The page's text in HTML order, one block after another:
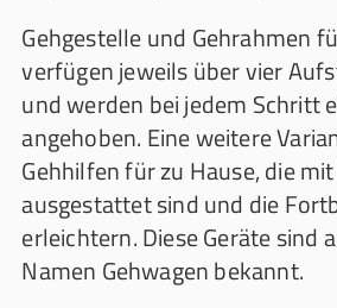
Gehgestelle und Gehrahmen
verfügen jeweils über vier
und werden bei jedem Schritt
angehoben. Eine weitere
Gehhilfen für zu Hause, die
ausgestattet sind und die
erleichtern. Diese Geräte sind
Namen Gehwagen bekannt.